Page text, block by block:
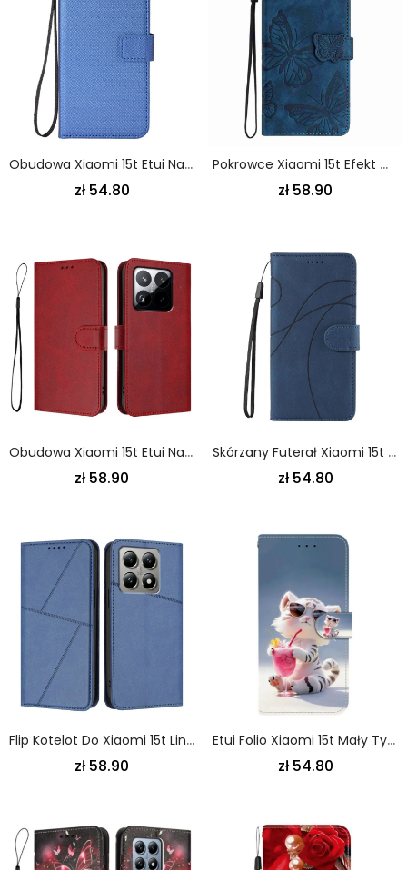
Obudowa Xiaomi 15t Etui Na Telefon Z Paskiem Na Nadgarstek
zł 54.80
Pokrowce Xiaomi 15t Efekt Motyla Efekt Zamszu
zł 58.90
Obudowa Xiaomi 15t Etui Na Telefon Gładki Wzór Ochrona Rfid
zł 58.90
Skórzany Futerał Xiaomi 15t Etui Na Telefon Falisty
zł 54.80
Flip Kotelot Do Xiaomi 15t Linie
zł 58.90
Etui Folio Xiaomi 15t Mały Tygrys Etui Ochronne
zł 54.80